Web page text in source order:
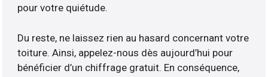
pour votre quiétude.
Du reste, ne laissez rien au hasard concernant votre
toiture. Ainsi, appelez-nous dès aujourd’hui pour
bénéficier d’un chiffrage gratuit. En conséquence,